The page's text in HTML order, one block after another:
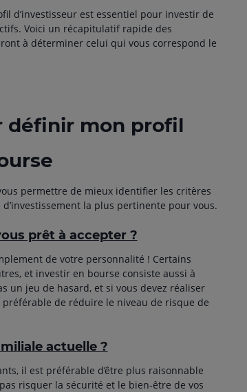
d’investisseur est essentiel pour investir de
Voici un récapitulatif rapide des
à déterminer celui qui vous correspond le
définir mon profil
permettre de mieux identifier les critères
la plus pertinente pour vous.
prêt à accepter ?
de votre personnalité ! Certains
et investir en bourse consiste aussi à
un jeu de hasard, et si vous devez réaliser
de réduire le niveau de risque de
actuelle ?
il est préférable d’être plus raisonnable
risquer la sécurité et le bien-être de vos